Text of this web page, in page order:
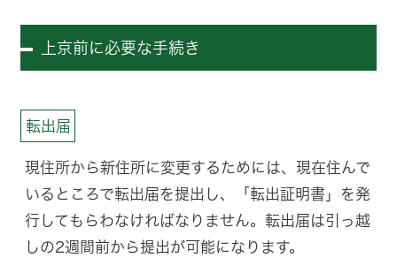
上京前に必要な手続き
転出届
現住所から新住所に変更するためには、現在住んで
いるところで転出届を提出し、「転出証明書」を発
行してもらわなければなりません。転出届は引っ越
しの2週間前から提出が可能になります。